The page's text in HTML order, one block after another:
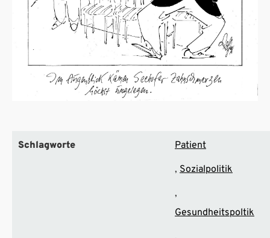
Schlagworte
Patient
Sozialpolitik
Gesundheitspoltik